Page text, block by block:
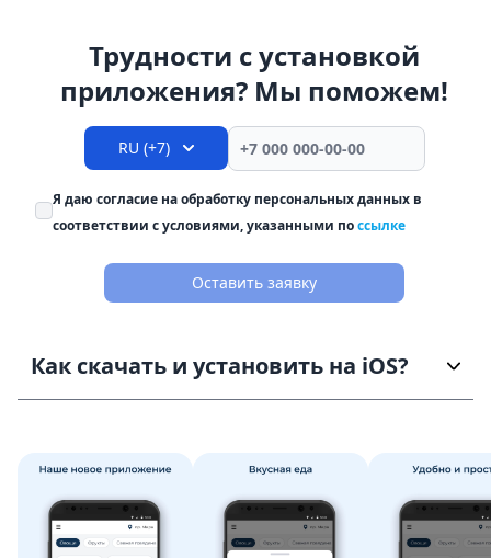
Трудности с установкой
приложения? Мы поможем!
RU (+7)
Я даю согласие на обработку персональных данных в
соответствии с условиями, указанными поссылке
Оставить заявку
Как скачать и установить на iOS?